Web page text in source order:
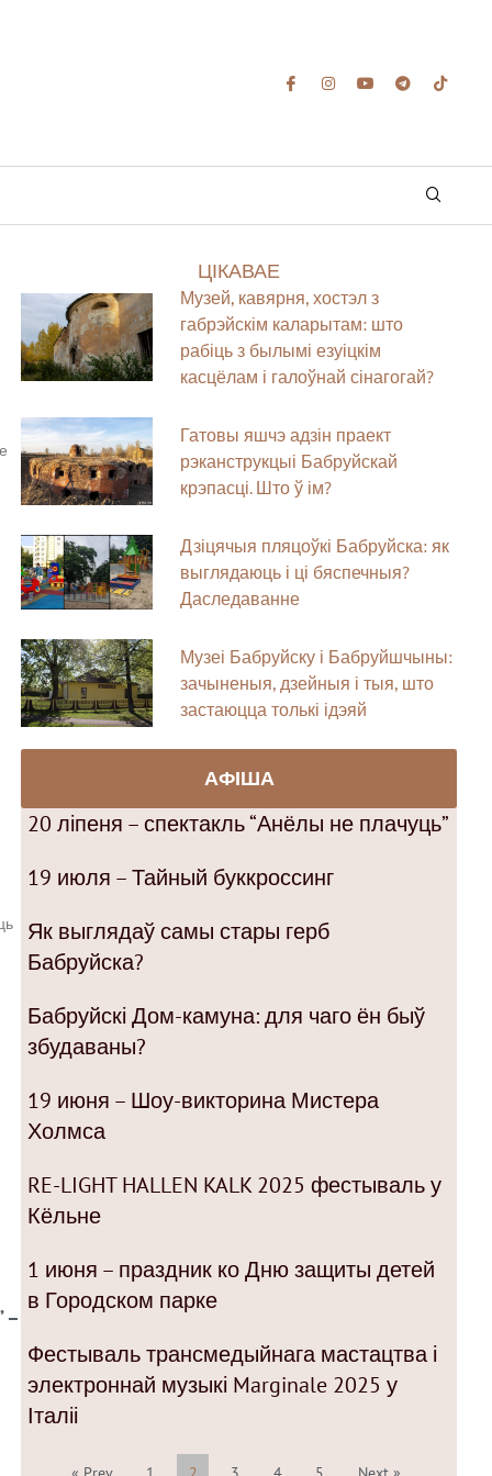
ЦІКАВАЕ
Музей, кавярня, хостэл з
габрэйскім каларытам: што
рабіць з былымі езуіцкім
касцёлам і галоўнай сінагогай?
Гатовы яшчэ адзін праект
рэканструкцыі Бабруйскай
крэпасці. Што ў ім?
Дзіцячыя пляцоўкі Бабруйска: як
выглядаюць і ці бяспечныя?
Даследаванне
Музеі Бабруйску і Бабруйшчыны:
зачыненыя, дзейныя і тыя, што
застаюцца толькі ідэяй
АФІША
20 ліпеня – спектакль “Анёлы не плачуць”
19 июля – Тайный буккроссинг
Як выглядаў самы стары герб
Бабруйска?
Бабруйскі Дом-камуна: для чаго ён быў
збудаваны?
19 июня – Шоу-викторина Мистера
Холмса
RE-LIGHT HALLEN KALK 2025 фестываль у
Кёльне
1 июня – праздник ко Дню защиты детей
в Городском парке
Фестываль трансмедыйнага мастацтва і
электроннай музыкі Marginale 2025 у
Італіі